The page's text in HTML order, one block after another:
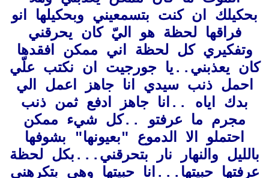
بحكيلك ان كنت بتسمعيني وبحكيلها انو
فراقها لحظة هو اليّ كان يحرقني
وتفكيري كل لحظة اني ممكن افقدها
كان يعذبني..يا جورجيت ان نكتب علّي
احمل ذنب سيدي انا جاهز اعمل الي
بدك اياه ..انا جاهز ادفع ثمن ذنب
مجرم ما عرفتو ..كل شيء ممكن
احتملو الا الدموع "بعيونها" بشوفها
بالليل والنهار نار بتحرقني...بكل لحظة
عرفتها حبيتها...انا حبيتها وهي بتكرهني